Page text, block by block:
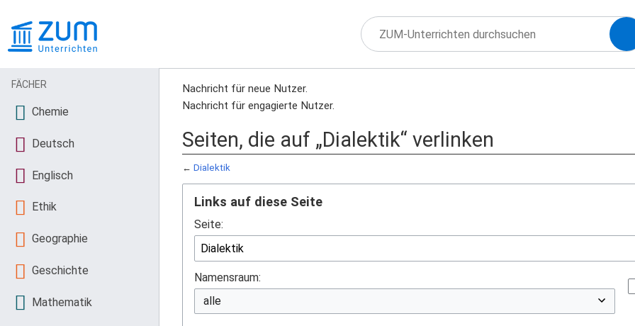
Nachricht für neue Nutzer.
Nachricht für engagierte Nutzer.
Seiten, die auf „Dialektik“ verlinken
← Dialektik
Links auf diese Seite
Seite:
Namensraum:
FÄCHER
Chemie
Deutsch
Englisch
Ethik
Geographie
Geschichte
Mathematik